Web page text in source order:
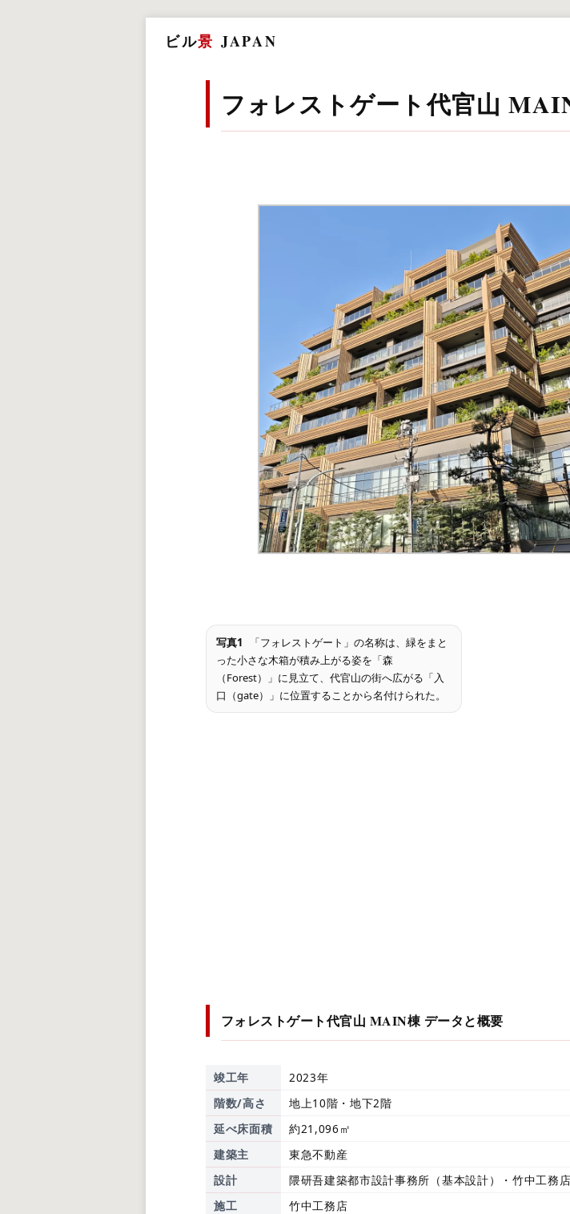
ビル景 JAPAN
フォレストゲート代官山
写真1
「フォレストゲート」の名称は、緑をまと
った小さな木箱が積み上がる姿を「森
（Forest）」に見立て、代官山の街へ広がる「入
口（gate）」に位置することから名付けられた。
フォレストゲート代官山 MAIN棟 データと概要
竣工年
2023年
階数/高さ
地上10階・地下2階
延べ床面積
約21,096㎡
建築主
東急不動産
設計
隈研吾建築都市設計事務所（基本設計）・竹中工務
施工
竹中工務店